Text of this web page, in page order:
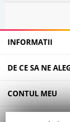
INFORMATII
DE CE SA NE
CONTUL MEU
SERVICII CLIENTI